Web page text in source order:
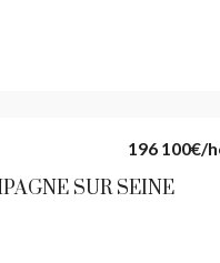
SUR SEINE
196 100€/